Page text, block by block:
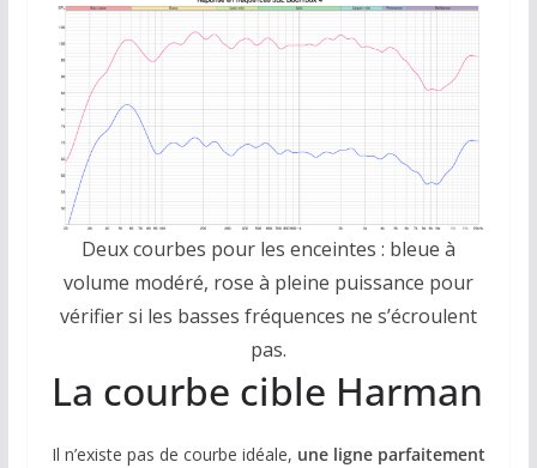
Deux courbes pour les enceintes : bleue à
volume modéré, rose à pleine puissance pour
vérifier si les basses fréquences ne s’écroulent
pas.
La courbe cible Harman
Il n’existe pas de courbe idéale, une ligne parfaitement